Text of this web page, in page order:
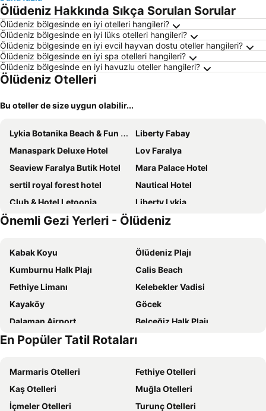
Ölüdeniz Hakkında Sıkça Sorulan Sorular
Ölüdeniz bölgesinde en iyi otelleri hangileri?
Ölüdeniz bölgesinde en iyi lüks otelleri hangileri?
Ölüdeniz bölgesinde en iyi evcil hayvan dostu oteller hangileri?
Ölüdeniz bölgesinde en iyi spa otelleri hangileri?
Ölüdeniz bölgesinde en iyi havuzlu oteller hangileri?
Ölüdeniz Otelleri
Bu oteller de size uygun olabilir...
Lykia Botanika Beach & Fun Club
Liberty Fabay
Manaspark Deluxe Hotel
Lov Faralya
Seaview Faralya Butik Hotel
Mara Palace Hotel
sertil royal forest hotel
Nautical Hotel
Club & Hotel Letoonia
Liberty Lykia
Yacht Classic Hotel - Boutique Class
Garcia Resort & Spa
Akra Fethiye Tui Blue Sensatori
Katre Hotel Oludeniz
Flamingo Hotel & Spa - Pet Friendly
S3 Seahorse Beach Club
Cennet Life Hotel
Sundia By Liberty Oludeniz
Faralya Yörük Evi Suite
Dove Apart Hotel
Boncuklu Otel
Hotel Manzara
Hotel Meri All inclusive
Montebello Resort Hotel
Yacht Boheme Hotel-Boutique Class - Adults Only +16
Sugar Beach Club
Katranci Park Hotel
Pink Palace Hotel
Liberty Signa
Orka Sunlife Resort Hotel & Aquapark
Önemli Gezi Yerleri - Ölüdeniz
Kabak Koyu
Ölüdeniz Plajı
Kumburnu Halk Plajı
Calis Beach
Fethiye Limanı
Kelebekler Vadisi
Kayaköy
Göcek
Dalaman Airport
Belceğiz Halk Plajı
Patara Plajı
Yanıklar
Sarsala Koyu
Çiftlik
Göcek Club Marina
Göcek Belediye Marina
Çamköy
Kalamar Beach Club
En Popüler Tatil Rotaları
Marmaris Otelleri
Fethiye Otelleri
Kaş Otelleri
Muğla Otelleri
İçmeler Otelleri
Turunç Otelleri